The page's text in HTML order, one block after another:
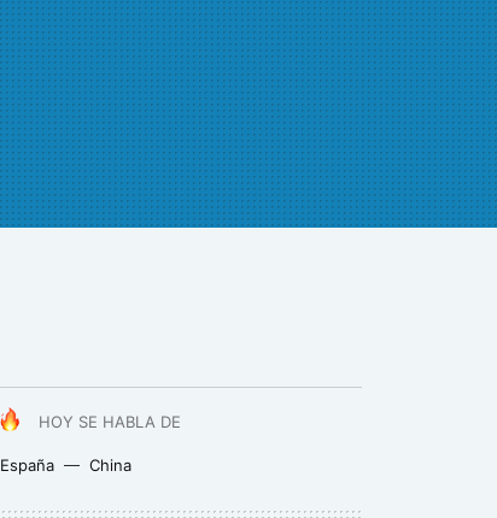
HOY SE HABLA DE
España China